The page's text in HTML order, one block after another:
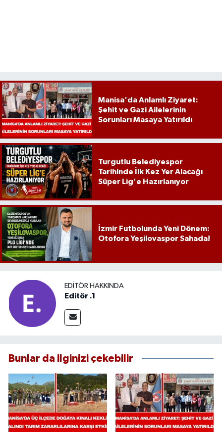
Manisa'da Anlamlı Ziyaret:
Şehit ve Gazi Ailelerinin
Sorunları Masaya Yatırıldı
Turgutlu Belediyespor
Tarihinde İlk Kez Yer Alacağı
Süper Lig'e Hazırlanıyor
İzmir Futbolunda Yeni Dönem:
Otofora Yeşilovaspor Sahada!
EDITÖR HAKKINDA
Editör .1
Bunlar da ilginizi çekebilir